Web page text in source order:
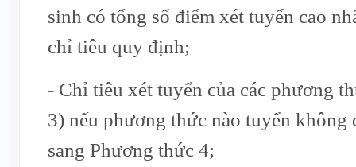
sinh có tổng số điểm xét tuyển cao
chỉ tiêu quy định;
- Chỉ tiêu xét tuyển của các phương
3) nếu phương thức nào tuyển
sang Phương thức 4;